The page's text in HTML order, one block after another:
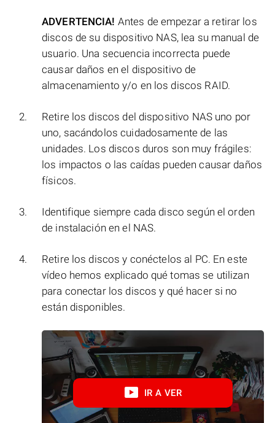
ADVERTENCIA! Antes de empezar a retirar los
discos de su dispositivo NAS, lea su manual de
usuario. Una secuencia incorrecta puede
causar daños en el dispositivo de
almacenamiento y/o en los discos RAID.
Retire los discos del dispositivo NAS uno por
uno, sacándolos cuidadosamente de las
unidades. Los discos duros son muy frágiles:
los impactos o las caídas pueden causar daños
físicos.
Identifique siempre cada disco según el orden
de instalación en el NAS.
Retire los discos y conéctelos al PC. En este
vídeo hemos explicado qué tomas se utilizan
para conectar los discos y qué hacer si no
están disponibles.
IR A VER